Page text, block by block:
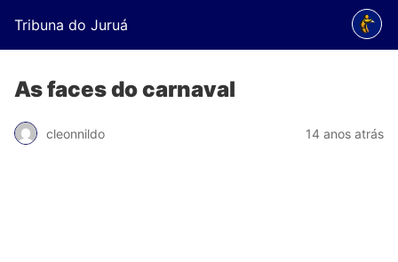
Tribuna do Juruá
As faces do carnaval
cleonnildo 14 anos atrás